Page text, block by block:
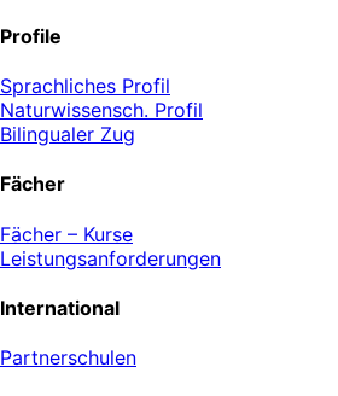
Profile
Sprachliches Profil
Naturwissensch. Profil
Bilingualer Zug
Fächer
Fächer – Kurse
Leistungsanforderungen
International
Partnerschulen